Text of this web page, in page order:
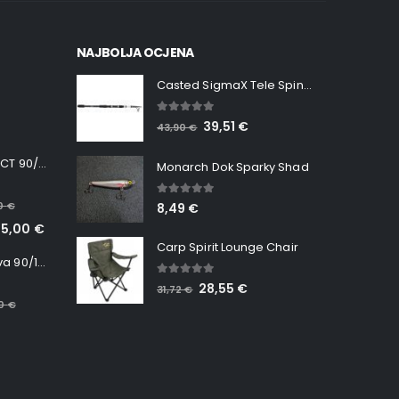
Minn Kota RT INSTINCT 90/115 WR QUEST
€
€
Minn Kota RT Terrova 90/115 WR QUEST
€
NAJBOLJA OCJENA
Casted SigmaX Tele Spin, 300cm, 40-80gr
out of 5
43,90€ 39,51 €
Monarch Dok Sparky Shad
5.00
8,49 €
Carp Spirit Lounge Chair
out of 5
31,72€ 28,55 €